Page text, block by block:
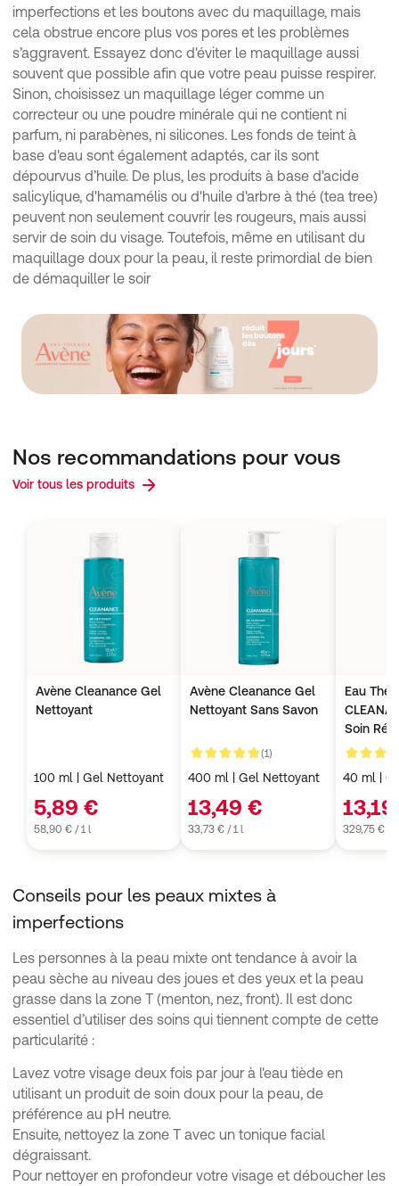
imperfections et les boutons avec du maquillage, mais
cela obstrue encore plus vos pores et les problèmes
s’aggravent. Essayez donc d'éviter le maquillage aussi
souvent que possible afin que votre peau puisse respirer.
Sinon, choisissez un maquillage léger comme un
correcteur ou une poudre minérale qui ne contient ni
parfum, ni parabènes, ni silicones. Les fonds de teint à
base d'eau sont également adaptés, car ils sont
dépourvus d’huile. De plus, les produits à base d'acide
salicylique, d'hamamélis ou d'huile d'arbre à thé (tea tree)
peuvent non seulement couvrir les rougeurs, mais aussi
servir de soin du visage. Toutefois, même en utilisant du
maquillage doux pour la peau, il reste primordial de bien
de démaquiller le soir
Nos recommandations pour vous
Voir tous les produits
Avène Cleanance Gel
Nettoyant
100 ml | Gel Nettoyant
5,89 €
58,90 € / 1 l
Avène Cleanance Gel
Nettoyant Sans Savon
5 de 5 (1)
400 ml | Gel Nettoyant
13,49 €
33,73 € / 1 l
Eau
Soin
apaisant
5 de 5
40 ml |
329,75 € /
Conseils pour les peaux mixtes à
imperfections
Les personnes à la peau mixte ont tendance à avoir la
peau sèche au niveau des joues et des yeux et la peau
grasse dans la zone T (menton, nez, front). Il est donc
essentiel d’utiliser des soins qui tiennent compte de cette
particularité :
Lavez votre visage deux fois par jour à l'eau tiède en
utilisant un produit de soin doux pour la peau, de
préférence au pH neutre.
Ensuite, nettoyez la zone T avec un tonique facial
dégraissant.
Pour nettoyer en profondeur votre visage et déboucher les